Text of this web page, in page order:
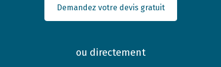
Demandez votre devis gratuit
ou directement